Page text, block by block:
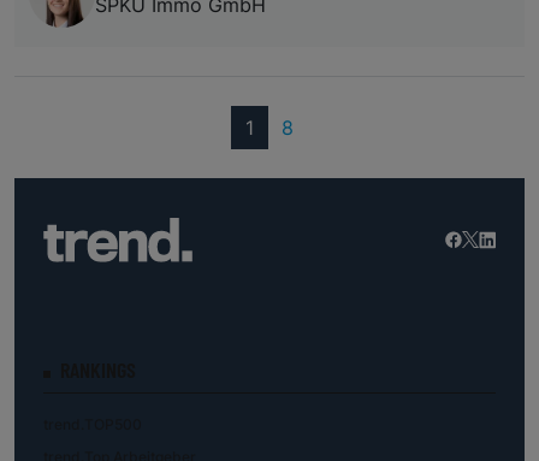
SPKU Immo GmbH
1 (current)
8